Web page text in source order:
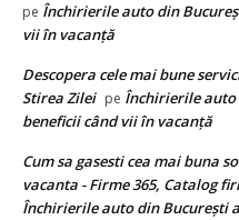
pe Închirierile auto din
vii în vacanță
Descopera cele mai bune
Stirea Zilei pe Închirierile auto
beneficii când vii în vacanță
Cum sa gasesti cea mai buna
vacanta - Firme 365, Catalog
Închirierile auto din București